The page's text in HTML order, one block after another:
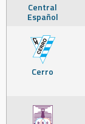
Central
Español
Cerro